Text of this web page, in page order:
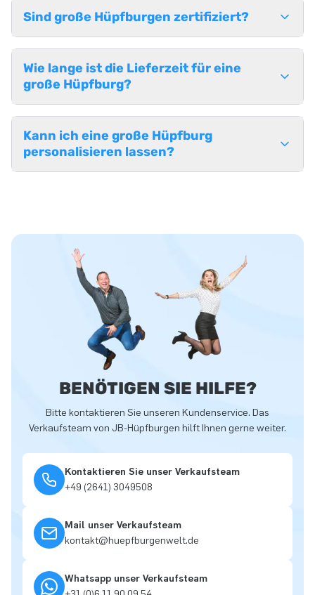
Sind große Hüpfburgen zertifiziert?
Wie lange ist die Lieferzeit für eine
große Hüpfburg?
Kann ich eine große Hüpfburg
personalisieren lassen?
BENÖTIGEN SIE HILFE?
Bitte kontaktieren Sie unseren Kundenservice. Das
Verkaufsteam von JB-Hüpfburgen hilft Ihnen gerne weiter.
Kontaktieren Sie unser Verkaufsteam
+49 (2641) 3049508
Mail unser Verkaufsteam
kontakt@huepfburgenwelt.de
Whatsapp unser Verkaufsteam